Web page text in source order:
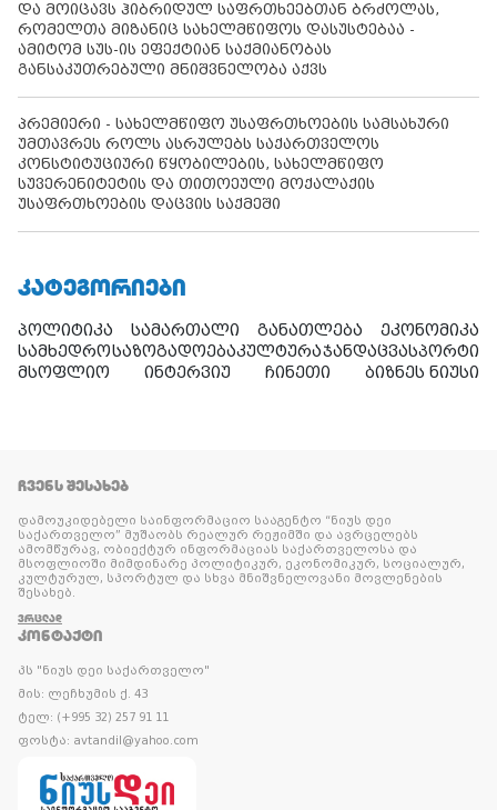
და მოიცავს ჰიბრიდულ საფრთხეებთან ბრძოლას,
რომელთა მიზანიც სახელმწიფოს დასუსტებაა -
ამიტომ სუს-ის ეფექტიან საქმიანობას
განსაკუთრებული მნიშვნელობა აქვს
პრემიერი - სახელმწიფო უსაფრთხოების სამსახური
უმთავრეს როლს ასრულებს საქართველოს
კონსტიტუციური წყობილების, სახელმწიფო
სუვერენიტეტის და თითოეული მოქალაქის
უსაფრთხოების დაცვის საქმეში
ᲙᲐᲢᲔᲒᲝᲠᲘᲔᲑᲘ
პოლიტიკა სამართალი განათლება
ეკონომიკა
სამხედროსაზოგადოებაკულტურაჯანდაცვასპორტი
მსოფლიო
ინტერვიუ ჩინეთი ბიზნეს ნიუსი
ᲩᲕᲔᲜᲡ ᲨᲔᲡᲐᲮᲔᲑ
დამოუკიდებელი საინფორმაციო სააგენტო “ნიუს დეი
საქართველო” მუშაობს რეალურ რეჟიმში და ავრცელებს
ამომწურავ, ობიექტურ ინფორმაციას საქართველოსა და
მსოფლიოში მიმდინარე პოლიტიკურ, ეკონომიკურ, სოციალურ,
კულტურულ, სპორტულ და სხვა მნიშვნელოვანი მოვლენების
შესახებ.
ᲕᲠᲪᲚᲐᲓ
ᲙᲝᲜᲢᲐᲥᲢᲘ
პს "ნიუს დეი საქართველო"
მის: ლეჩხუმის ქ. 43
ტელ: (+995 32) 257 91 11
ფოსტა: avtandil@yahoo.com